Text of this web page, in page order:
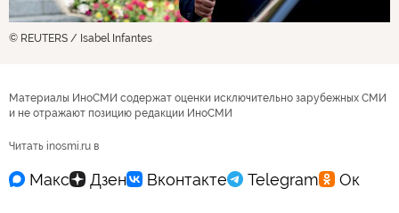
© REUTERS / Isabel Infantes
Материалы ИноСМИ содержат оценки исключительно зарубежных СМИ
и не отражают позицию редакции ИноСМИ
Читать inosmi.ru в